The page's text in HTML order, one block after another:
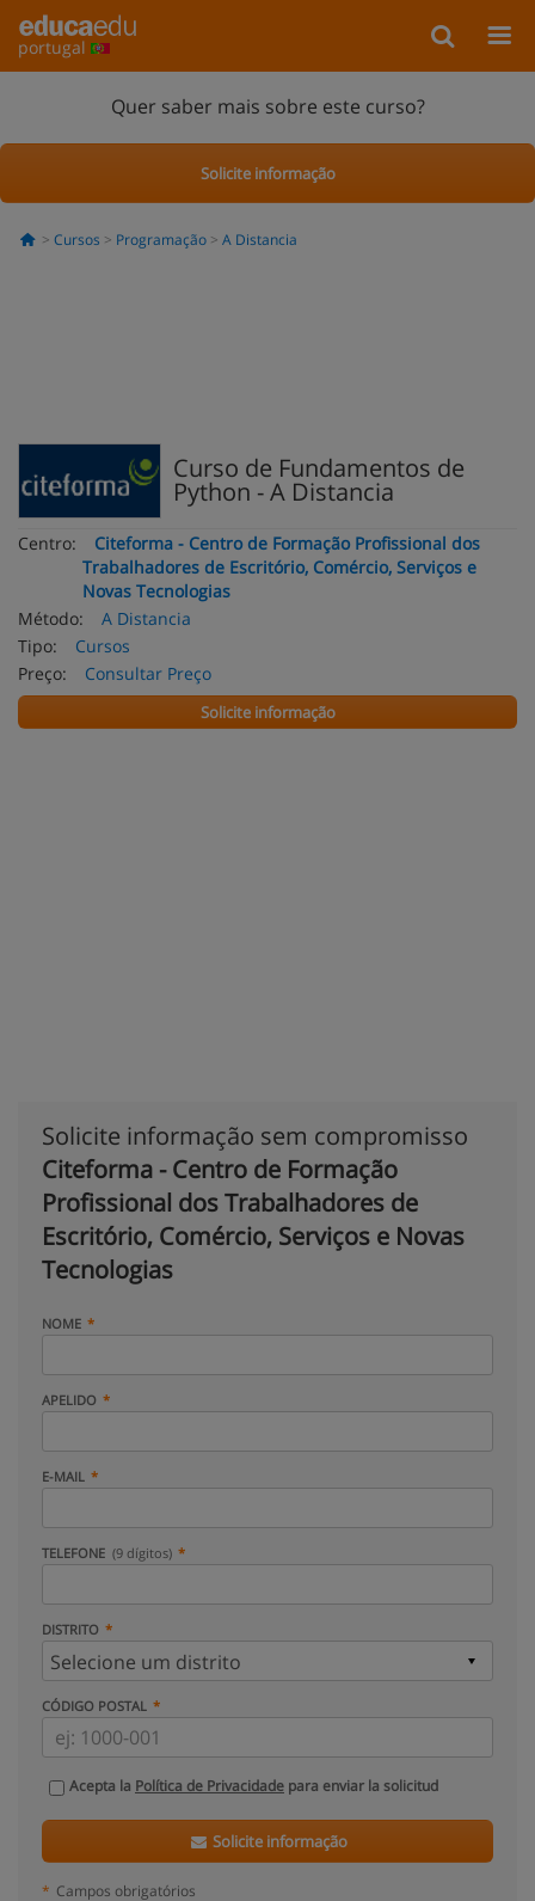
portugal
Quer saber mais sobre este curso?
Solicite informação
Cursos Programação A Distancia
Curso de Fundamentos de
Python - A Distancia
Centro:
Citeforma - Centro de Formação Profissional dos
Trabalhadores de Escritório, Comércio, Serviços e
Novas Tecnologias
Método:
A Distancia
Tipo:
Cursos
Preço:
Consultar Preço
Solicite informação
Solicite informação sem compromisso
Citeforma - Centro de Formação
Profissional dos Trabalhadores de
Escritório, Comércio, Serviços e Novas
Tecnologias
NOME
APELIDO
E-MAIL
TELEFONE (9 dígitos)
DISTRITO
CÓDIGO POSTAL
Acepta la Política de Privacidade para enviar la solicitud
Solicite informação
* Campos obrigatórios